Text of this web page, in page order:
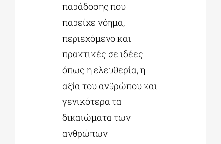
παράδοσης που
παρείχε νόημα,
περιεχόμενο και
πρακτικές σε ιδέες
όπως η ελευθερία, η
αξία του ανθρώπου και
γενικότερα τα
δικαιώματα των
ανθρώπων